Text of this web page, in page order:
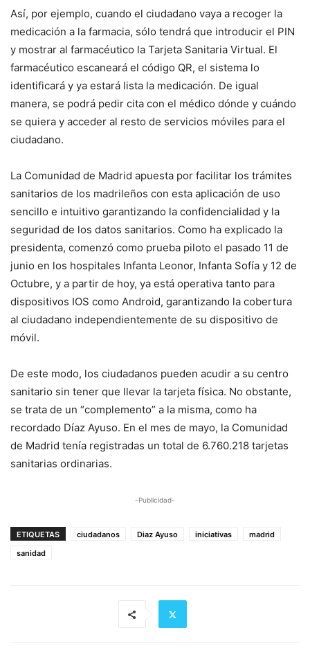
Así, por ejemplo, cuando el ciudadano vaya a recoger la
medicación a la farmacia, sólo tendrá que introducir el PIN
y mostrar al farmacéutico la Tarjeta Sanitaria Virtual. El
farmacéutico escaneará el código QR, el sistema lo
identificará y ya estará lista la medicación. De igual
manera, se podrá pedir cita con el médico dónde y cuándo
se quiera y acceder al resto de servicios móviles para el
ciudadano.
La Comunidad de Madrid apuesta por facilitar los trámites
sanitarios de los madrileños con esta aplicación de uso
sencillo e intuitivo garantizando la confidencialidad y la
seguridad de los datos sanitarios. Como ha explicado la
presidenta, comenzó como prueba piloto el pasado 11 de
junio en los hospitales Infanta Leonor, Infanta Sofía y 12 de
Octubre, y a partir de hoy, ya está operativa tanto para
dispositivos IOS como Android, garantizando la cobertura
al ciudadano independientemente de su dispositivo de
móvil.
De este modo, los ciudadanos pueden acudir a su centro
sanitario sin tener que llevar la tarjeta física. No obstante,
se trata de un “complemento” a la misma, como ha
recordado Díaz Ayuso. En el mes de mayo, la Comunidad
de Madrid tenía registradas un total de 6.760.218 tarjetas
sanitarias ordinarias.
-Publicidad-
ETIQUETAS ciudadanos Diaz Ayuso iniciativas
madrid
sanidad